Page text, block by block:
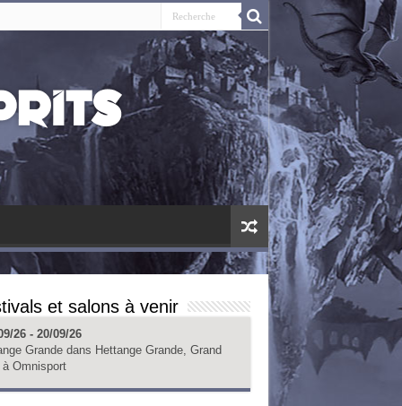
et salons à venir
26 - 20/09/26
Grande dans Hettange Grande, Grand
à Omnisport